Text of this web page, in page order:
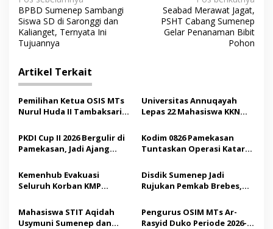
a
v
i
g
a
s
i
p
o
s
BPBD Sumenep Sambangi
Siswa SD di Saronggi dan
Kalianget, Ternyata Ini
Tujuannya
Seabad Merawat Jagat,
PSHT Cabang Sumenep
Gelar Penanaman Bibit
Pohon
Artikel Terkait
Pemilihan Ketua OSIS MTs
Nurul Huda II Tambaksari
Demokrasi bagi Siswa
Universitas Annuqayah
Lepas 22 Mahasiswa KKN
Saudi
PKDI Cup II 2026 Bergulir di
Pamekasan, Jadi Ajang
Madura
Kodim 0826 Pamekasan
Tuntaskan Operasi Katarak
Tindakan Medis
Kemenhub Evakuasi
Seluruh Korban KMP
Operator Diaudit
Disdik Sumenep Jadi
Rujukan Pemkab Brebes,
Pendidikan Berbasis
Budaya
Mahasiswa STIT Aqidah
Usymuni Sumenep dan
Pengurus OSIM MTs Ar-
Rasyid Duko Periode 2026-